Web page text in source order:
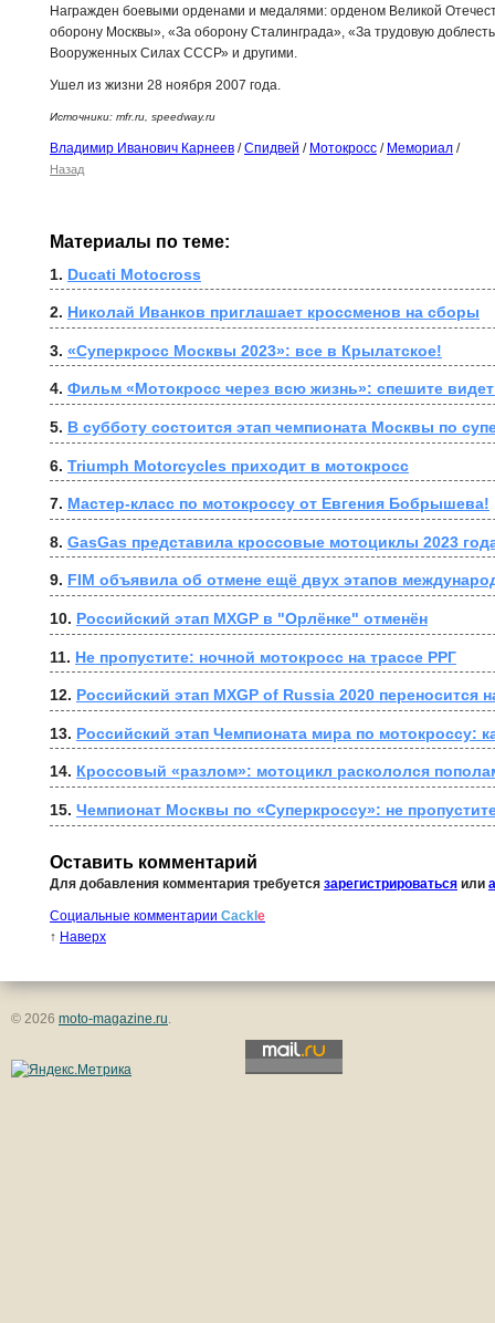
Награжден боевыми орденами и медалями: орденом Великой
оборону Москвы», «За оборону Сталинграда», «За трудовую
Вооруженных Силах СССР» и другими.
Ушел из жизни 28 ноября 2007 года.
Источники: mfr.ru, speedway.ru
Владимир Иванович Карнеев /Спидвей / Мотокросс / Мемориал /
Назад
Материалы по теме:
1. Ducati Motocross
2. Николай Иванков приглашает кроссменов на сборы
3. «Суперкросс Москвы 2023»: все в Крылатское!
4. Фильм «Мотокросс через всю жизнь»: спешите
5. В субботу состоится этап чемпионата Москвы по
6. Triumph Motorcycles приходит в мотокросс
7. Мастер-класс по мотокроссу от Евгения Бобрышева!
8. GasGas представила кроссовые мотоциклы 2023
9.
10. Российский этап MXGP в "Орлёнке" отменён
11. Не пропустите: ночной мотокросс на трассе РРГ
12. Российский этап MXGP of Russia 2020 переносится
13. Российский этап Чемпионата мира по мотокроссу:
14. Кроссовый «разлом»: мотоцикл раскололся
15. Чемпионат Москвы по «Суперкроссу»: не
Оставить комментарий
Для добавления комментария требуется зарегистрироваться или
Социальные комментарии Cackle
↑ Наверх
© 2026 moto-magazine.ru